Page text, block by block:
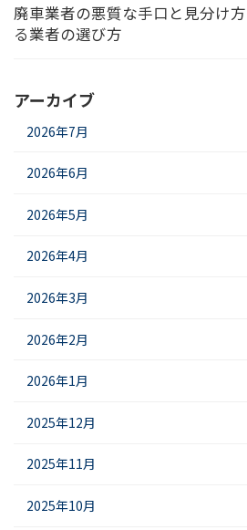
廃車業者の悪質な手口と見分け
る業者の選び方
アーカイブ
2026年7月
2026年6月
2026年5月
2026年4月
2026年3月
2026年2月
2026年1月
2025年12月
2025年11月
2025年10月